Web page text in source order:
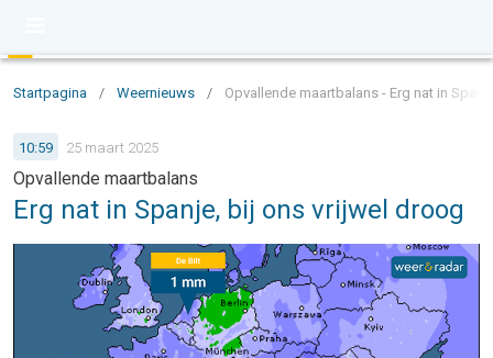
Startpagina / Weernieuws / Opvallende maartbalans - Erg nat in
10:59 25 maart 2025
Opvallende maartbalans
Erg nat in Spanje, bij ons vrijwel droog